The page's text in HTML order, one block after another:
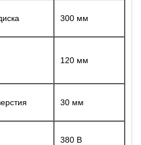
300 мм
120 мм
30 мм
380 В